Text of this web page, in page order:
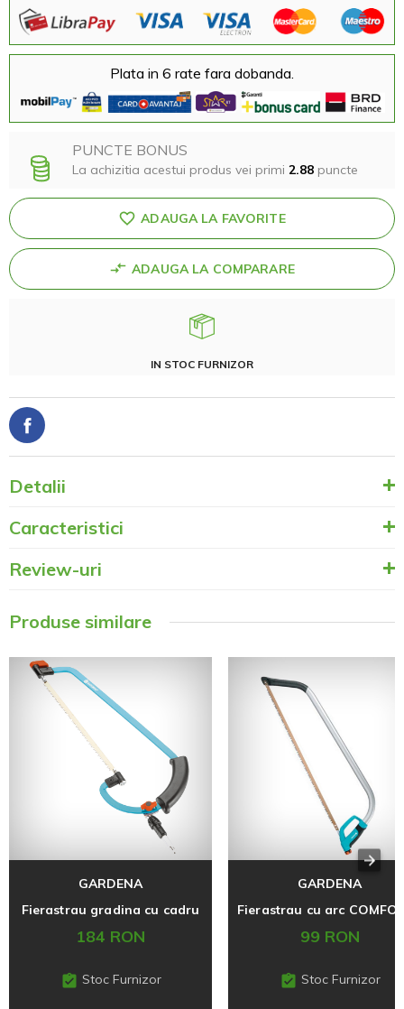
Plata in 6 rate fara dobanda.
PUNCTE BONUS
La achizitia acestui produs vei primi 2.88 puncte
ADAUGA LA FAVORITE
ADAUGA LA COMPARARE
IN STOC FURNIZOR
Detalii
Caracteristici
Review-uri
Produse similare
GARDENA
Fierastrau gradina cu cadru
184 RON
Stoc Furnizor
GARDENA
99 RON
Stoc Furnizor